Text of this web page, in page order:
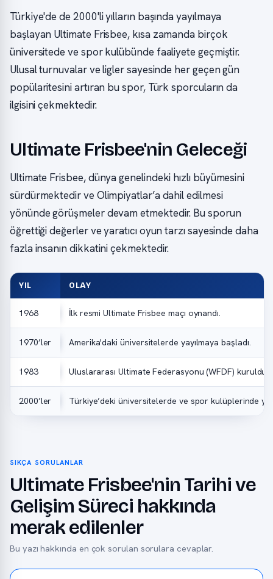
Türkiye'de de 2000'li yılların başında yayılmaya
başlayan Ultimate Frisbee, kısa zamanda birçok
üniversitede ve spor kulübünde faaliyete geçmiştir.
Ulusal turnuvalar ve ligler sayesinde her geçen gün
popülaritesini artıran bu spor, Türk sporcuların da
ilgisini çekmektedir.
Ultimate Frisbee'nin Geleceği
Ultimate Frisbee, dünya genelindeki hızlı büyümesini
sürdürmektedir ve Olimpiyatlar’a dahil edilmesi
yönünde görüşmeler devam etmektedir. Bu sporun
öğrettiği değerler ve yaratıcı oyun tarzı sayesinde daha
fazla insanın dikkatini çekmektedir.
YIL OLAY
1968 İlk resmi Ultimate Frisbee maçı oynandı.
1970’ler Amerika'daki üniversitelerde yayılmaya başladı.
1983 Uluslararası Ultimate Federasyonu (WFDF) kuruldu.
2000’ler Türkiye’deki üniversitelerde ve spor kulüplerinde
SIKÇA SORULANLAR
Ultimate Frisbee'nin Tarihi ve
Gelişim Süreci hakkında
merak edilenler
Bu yazı hakkında en çok sorulan sorulara cevaplar.